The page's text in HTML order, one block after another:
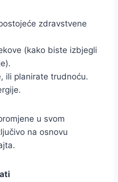
zdravstvene
(kako biste izbjegli
ili planirate trudnoću.
u svom
na osnovu